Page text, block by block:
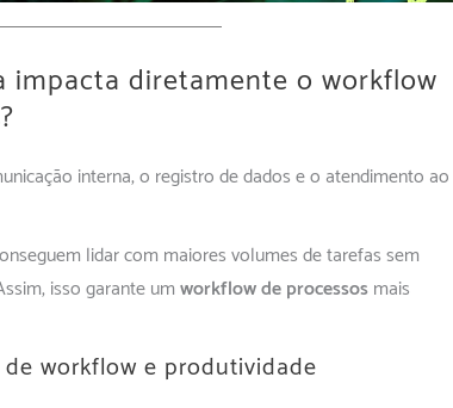
impacta diretamente o workflow
interna, o registro de dados e o atendimento ao
lidar com maiores volumes de tarefas sem
isso garante umworkflow de processosmais
workflow e produtividade